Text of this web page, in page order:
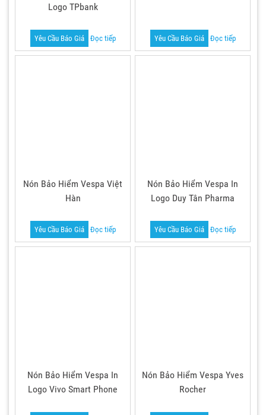
Logo TPbank
Yêu Cầu Báo Giá Đọc tiếp Yêu Cầu Báo Giá Đọc tiếp
Nón Bảo Hiểm Vespa Việt
Hàn
Yêu Cầu Báo Giá Đọc tiếp
Nón Bảo Hiểm Vespa In
Logo Duy Tân Pharma
Yêu Cầu Báo Giá Đọc tiếp
Nón Bảo Hiểm Vespa In
Logo Vivo Smart Phone
Nón Bảo Hiểm Vespa Yves
Rocher